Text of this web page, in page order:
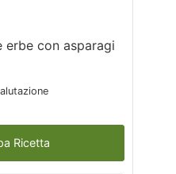
erbe con asparagi
Ricetta